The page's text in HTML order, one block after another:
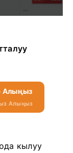
Алыңыз
Алыңыз
кылуу